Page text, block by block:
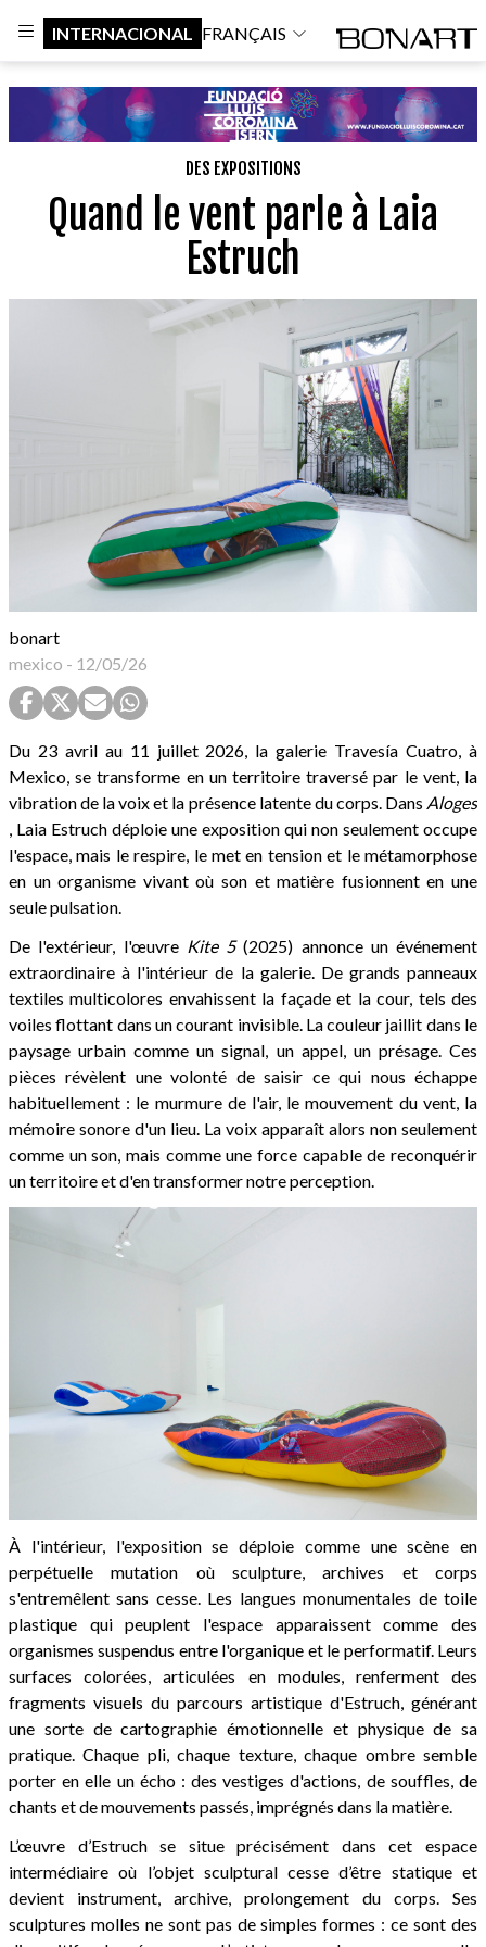
INTERNACIONAL FRANÇAIS
DES EXPOSITIONS
Quand le vent parle à Laia
Estruch
bonart
mexico - 12/05/26
Du 23 avril au 11 juillet 2026, la galerie Travesía Cuatro, à
Mexico, se transforme en un territoire traversé par le vent, la
vibration de la voix et la présence latente du corps. Dans Aloges
, Laia Estruch déploie une exposition qui non seulement occupe
l'espace, mais le respire, le met en tension et le métamorphose
en un organisme vivant où son et matière fusionnent en une
seule pulsation.
De l'extérieur, l'œuvre Kite 5(2025) annonce un événement
extraordinaire à l'intérieur de la galerie. De grands panneaux
textiles multicolores envahissent la façade et la cour, tels des
voiles flottant dans un courant invisible. La couleur jaillit dans le
paysage urbain comme un signal, un appel, un présage. Ces
pièces révèlent une volonté de saisir ce qui nous échappe
habituellement : le murmure de l'air, le mouvement du vent, la
mémoire sonore d'un lieu. La voix apparaît alors non seulement
comme un son, mais comme une force capable de reconquérir
un territoire et d'en transformer notre perception.
À l'intérieur, l'exposition se déploie comme une scène en
perpétuelle mutation où sculpture, archives et corps
s'entremêlent sans cesse. Les langues monumentales de toile
plastique qui peuplent l'espace apparaissent comme des
organismes suspendus entre l'organique et le performatif. Leurs
surfaces colorées, articulées en modules, renferment des
fragments visuels du parcours artistique d'Estruch, générant
une sorte de cartographie émotionnelle et physique de sa
pratique. Chaque pli, chaque texture, chaque ombre semble
porter en elle un écho : des vestiges d'actions, de souffles, de
chants et de mouvements passés, imprégnés dans la matière.
L’œuvre d’Estruch se situe précisément dans cet espace
intermédiaire où l’objet sculptural cesse d’être statique et
devient instrument, archive, prolongement du corps. Ses
sculptures molles ne sont pas de simples formes : ce sont des